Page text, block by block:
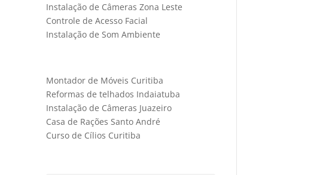
Instalação de Câmeras Zona Leste
Controle de Acesso Facial
Instalação de Som Ambiente
Montador de Móveis Curitiba
Reformas de telhados Indaiatuba
Instalação de Câmeras Juazeiro
Casa de Rações Santo André
Curso de Cílios Curitiba